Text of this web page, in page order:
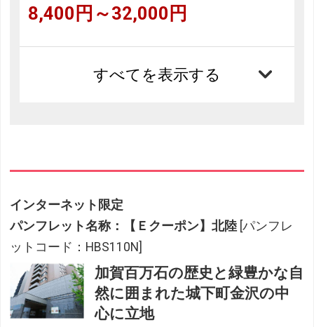
8,400円～32,000円
すべてを表示する
インターネット限定
パンフレット名称：【Ｅクーポン】北陸 [パンフレ
ットコード：HBS110N]
加賀百万石の歴史と緑豊かな自
然に囲まれた城下町金沢の中
心に立地